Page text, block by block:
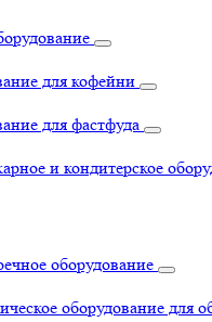
для кофейни
для фастфуда
и кондитерское
оборудование
оборудование для